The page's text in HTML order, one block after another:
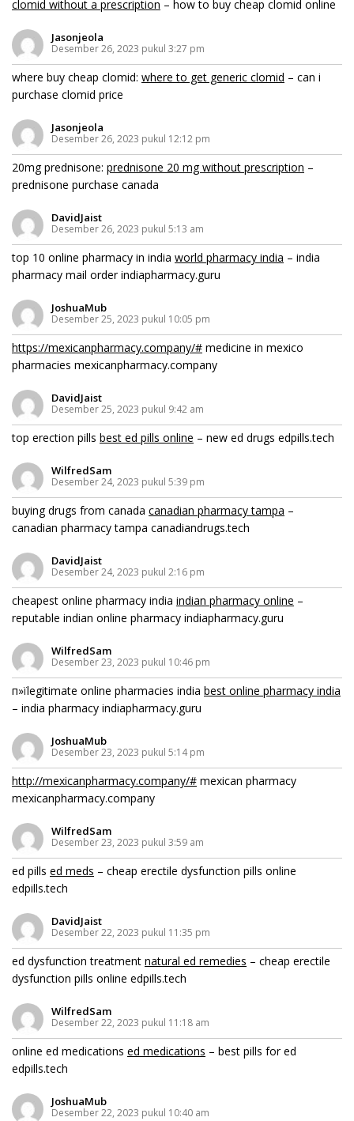
clomid without a prescription – how to buy cheap clomid online
Jasonjeola
Desember 26, 2023 pukul 3:27 pm
where buy cheap clomid: where to get generic clomid – can i
purchase clomid price
Jasonjeola
Desember 26, 2023 pukul 12:12 pm
20mg prednisone: prednisone 20 mg without prescription –
prednisone purchase canada
DavidJaist
Desember 26, 2023 pukul 5:13 am
top 10 online pharmacy in india world pharmacy india – india
pharmacy mail order indiapharmacy.guru
JoshuaMub
Desember 25, 2023 pukul 10:05 pm
https://mexicanpharmacy.company/# medicine in mexico
pharmacies mexicanpharmacy.company
DavidJaist
Desember 25, 2023 pukul 9:42 am
top erection pills best ed pills online – new ed drugs edpills.tech
WilfredSam
Desember 24, 2023 pukul 5:39 pm
buying drugs from canada canadian pharmacy tampa –
canadian pharmacy tampa canadiandrugs.tech
DavidJaist
Desember 24, 2023 pukul 2:16 pm
cheapest online pharmacy india indian pharmacy online –
reputable indian online pharmacy indiapharmacy.guru
WilfredSam
Desember 23, 2023 pukul 10:46 pm
п»їlegitimate online pharmacies india best online pharmacy india
– india pharmacy indiapharmacy.guru
JoshuaMub
Desember 23, 2023 pukul 5:14 pm
http://mexicanpharmacy.company/# mexican pharmacy
mexicanpharmacy.company
WilfredSam
Desember 23, 2023 pukul 3:59 am
ed pills ed meds – cheap erectile dysfunction pills online
edpills.tech
DavidJaist
Desember 22, 2023 pukul 11:35 pm
ed dysfunction treatment natural ed remedies – cheap erectile
dysfunction pills online edpills.tech
WilfredSam
Desember 22, 2023 pukul 11:18 am
online ed medications ed medications – best pills for ed
edpills.tech
JoshuaMub
Desember 22, 2023 pukul 10:40 am